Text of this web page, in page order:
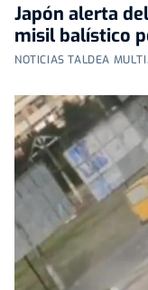
Japón alerta
misil balístico
NOTICIAS TALDEA